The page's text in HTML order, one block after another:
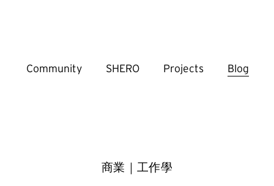
Community SHERO Projects Blog
商業｜工作學